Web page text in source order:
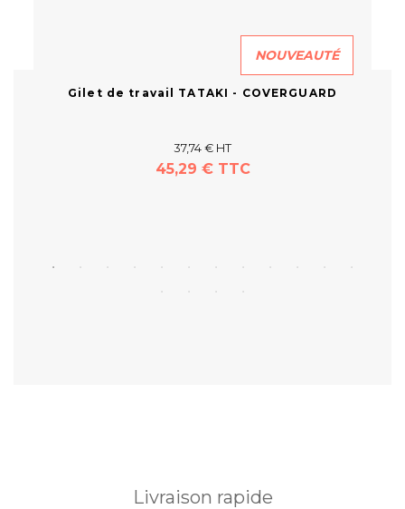
NOUVEAUTÉ
Gilet de travail TATAKI - COVERGUARD
37,74 € HT
45,29 € TTC
Livraison rapide